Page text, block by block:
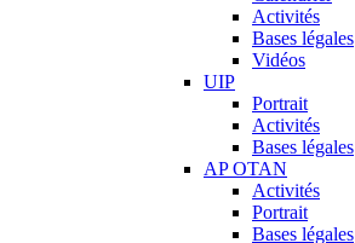
Activités
Bases légales
Vidéos
UIP
Portrait
Activités
Bases légales
AP OTAN
Activités
Portrait
Bases légales